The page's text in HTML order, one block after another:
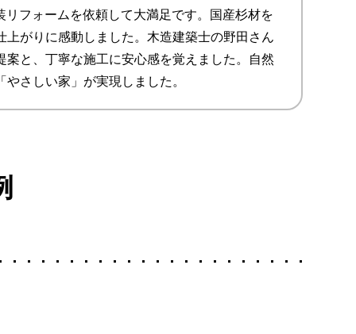
リフォームを依頼して大満足です。国産杉材を
上がりに感動しました。木造建築士の野田さん
案と、丁寧な施工に安心感を覚えました。自然
さしい家」が実現しました。